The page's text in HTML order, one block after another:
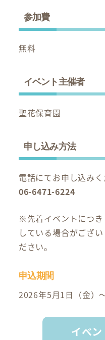
参加費
無料
イベント主催者
聖花保育園
申し込み方法
電話にてお申し込みく
06-6471-6224
※先着イベントにつ
している場合がござ
ださい。
申込期間
2026年5月1日（金）
イベ